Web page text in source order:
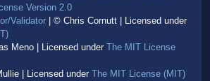
Version 2.0
Validator | © Chris Cornutt | Licensed under
Meno | Licensed under The MIT License
| Licensed under The MIT License (MIT)